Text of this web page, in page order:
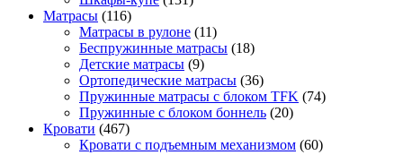
Матрасы (116)
Матрасы в рулоне (11)
Беспружинные матрасы (18)
Детские матрасы (9)
Ортопедические матрасы (36)
Пружинные матрасы с блоком TFK (74)
Пружинные с блоком боннель (20)
Кровати (467)
Кровати с подъемным механизмом (60)